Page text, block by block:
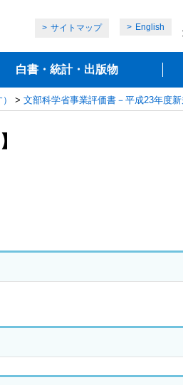
サイトマップ English
白書・統計・出版物
> 文部科学省事業評価書－平成23年度